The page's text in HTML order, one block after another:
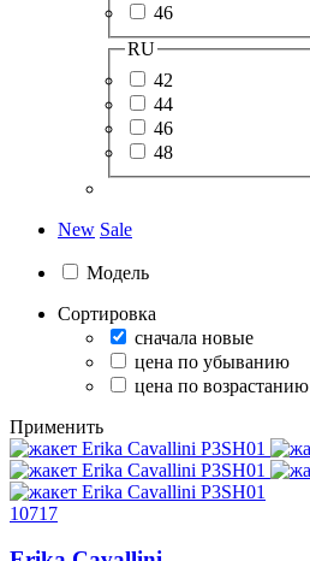
46
RU
42
44
46
48
New Sale
Модель
Сортировка
сначала новые
цена по убыванию
цена по возрастанию
Применить
10717